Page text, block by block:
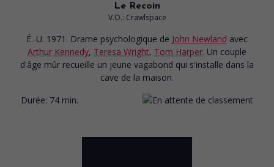
Le Recoin
V.O.: Crawlspace
É.-U. 1971. Drame psychologique de John Newland avec
Arthur Kennedy, Teresa Wright, Tom Harper. Un couple
d'âge mûr recueille un jeune vagabond qui s'installe dans la
cave de la maison.
Durée: 74 min.